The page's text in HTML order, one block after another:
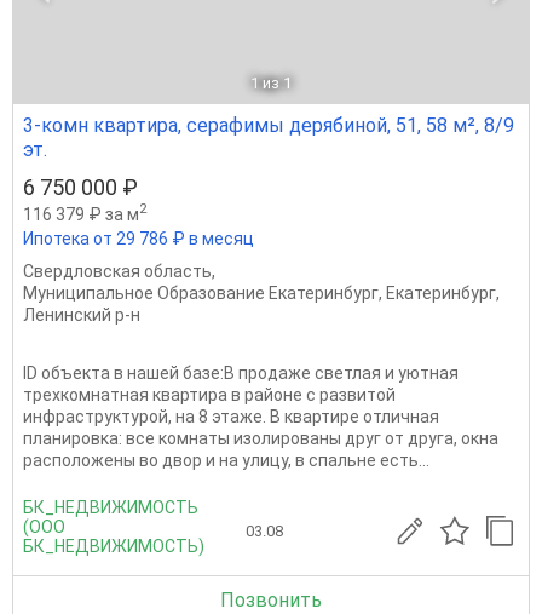
1 из 1
3-комн квартира, серафимы дерябиной, 51, 58 м², 8/9
эт.
6 750 000 ₽
116 379 ₽ за м2
Ипотека от 29 786 ₽ в месяц
Свердловская область,
Муниципальное Образование Екатеринбург, Екатеринбург,
Ленинский р-н
ID объекта в нашей базе:В продаже светлая и уютная
трехкомнатная квартира в районе с развитой
инфраструктурой, на 8 этаже. В квартире отличная
планировка: все комнаты изолированы друг от друга, окна
расположены во двор и на улицу, в спальне есть...
БК_НЕДВИЖИМОСТЬ
(ООО
БК_НЕДВИЖИМОСТЬ)
03.08
Позвонить